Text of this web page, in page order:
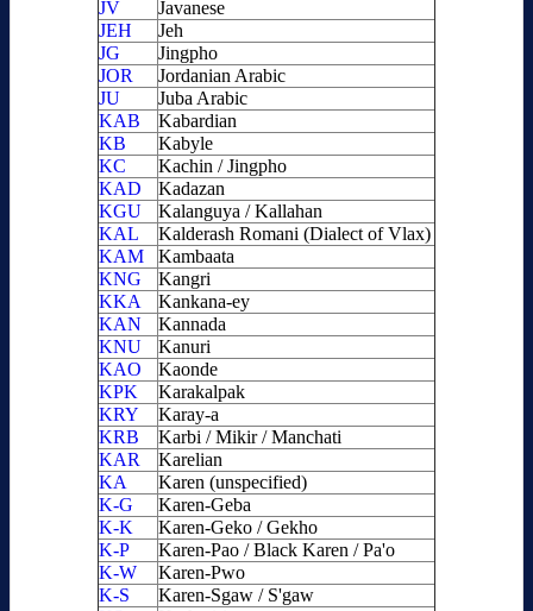
JV
Javanese
JEH
Jeh
JG
Jingpho
JOR
Jordanian Arabic
JU
Juba Arabic
KAB
Kabardian
KB
Kabyle
KC
Kachin / Jingpho
KAD
Kadazan
KGU
Kalanguya / Kallahan
KAL
Kalderash Romani (Dialect of Vlax)
KAM
Kambaata
KNG
Kangri
KKA
Kankana-ey
KAN
Kannada
KNU
Kanuri
KAO
Kaonde
KPK
Karakalpak
KRY
Karay-a
KRB
Karbi / Mikir / Manchati
KAR
Karelian
KA
Karen (unspecified)
K-G
Karen-Geba
K-K
Karen-Geko / Gekho
K-P
Karen-Pao / Black Karen / Pa'o
K-W
Karen-Pwo
K-S
Karen-Sgaw / S'gaw